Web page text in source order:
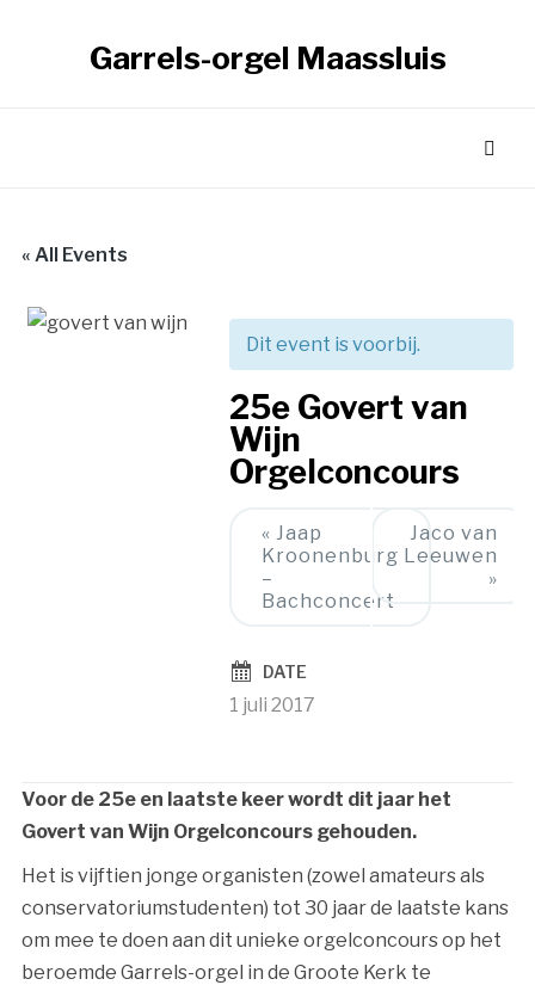
Garrels-orgel Maassluis
« All Events
Dit event is voorbij.
25e Govert van
Wijn
Orgelconcours
Event
Navigation
« Jaap
Kroonenburg
–
Bachconcert
Jaco van
Leeuwen
»
DATE
1 juli 2017
Voor de 25e en laatste keer wordt dit jaar het
Govert van Wijn Orgelconcours gehouden.
Het is vijftien jonge organisten (zowel amateurs als
conservatoriumstudenten) tot 30 jaar de laatste kans
om mee te doen aan dit unieke orgelconcours op het
beroemde Garrels-orgel in de Groote Kerk te